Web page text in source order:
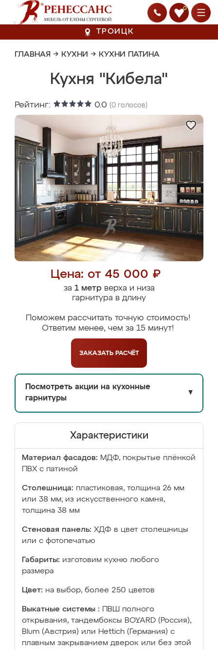
0
ТРОИЦК
ГЛАВНАЯ → КУХНИ → КУХНИ ПАТИНА
Кухня "Кибела"
Рейтинг: 0.0 (0 голосов)
Цена: от 45 000 ₽
за 1 метрверха и низа
гарнитура в длину
Поможем рассчитать точную стоимость!
Ответим менее, чем за 15 минут!
ЗАКАЗАТЬ РАСЧЁТ
Посмотреть акции на кухонные
гарнитуры
▼
Характеристики
Материал фасадов: МДФ, покрытые плёнкой
ПВХ с патиной
Столешница: пластиковая, толщина 26 мм
или 38 мм; из искусственного камня,
толщина 38 мм
Стеновая панель: ХДФ в цвет столешницы
или с фотопечатью
Габариты: изготовим кухню любого
размера
Цвет: на выбор, более 250 цветов
Выкатные системы :
ПВШ полного
открывания, тандембоксы BOYARD (Россия),
Blum (Австрия) или Hettich (Германия) с
плавным закрыванием дверок или без этой